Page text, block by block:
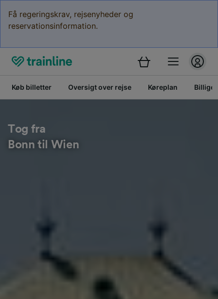
Få regeringskrav, rejsenyheder og
reservationsinformation.
Køb billetter Oversigt over rejse Køreplan Billige
Tog fra
Bonn til Wien